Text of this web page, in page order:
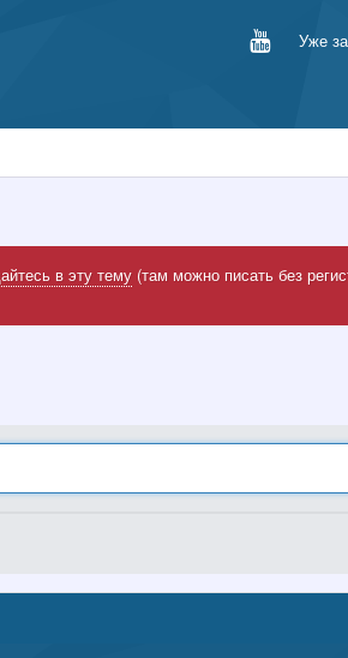
Уже
в эту тему(там можно писать без